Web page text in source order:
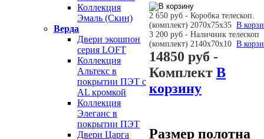
Коллекция
Эмаль (Скин)
Верда
Двери экошпон
серия LOFT
Коллекция
Альтекс в
покрытии ПЭТ с
AL кромкой
Коллекция
Элеганс в
покрытии ПЭТ
Двери Царга
2 650 руб - Коробка телескоп.
(комплект) 2070х75х35 В
3 200 руб - Наличник телескоп
(комплект) 2140х70х10 В
14850 руб -
Комплект В
корзину
Размер полотна